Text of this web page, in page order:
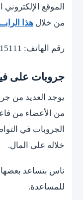
الموقع
من خلال هذا
رقم الهاتف: 15111
جروبات على
يوجد العديد من
من الأعضاء من
الجروبات في
خلاله على المال.
ناس بتساعد
للمساعدة.